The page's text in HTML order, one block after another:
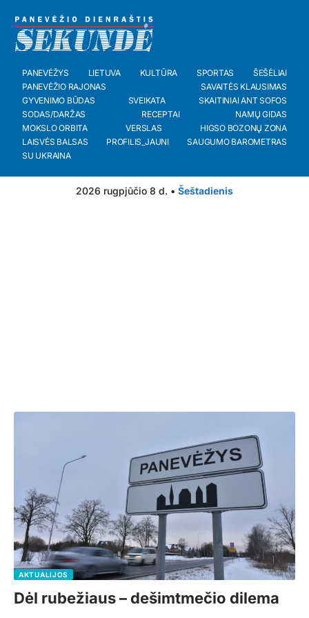
PANEVĖŽYS LIETUVA KULTŪRA SPORTAS
ŠEŠĖLIAI
PANEVĖŽIO RAJONAS
SAVAITĖS KLAUSIMAS
GYVENIMO BŪDAS
SVEIKATA
SKAITINIAI ANT SOFOS
SODAS/DARŽAS
RECEPTAI
NAMŲ GIDAS
MOKSLO ORBITA
VERSLAS
HIGSO BOZONŲ ZONA
LAISVĖS BALSAS
PROFILIS_JAUNI
SAUGUMO BAROMETRAS
SU UKRAINA
2026 rugpjūčio 8 d. • Šeštadienis
AKTUALIJOS
Dėl rubežiaus – dešimtmečio dilema